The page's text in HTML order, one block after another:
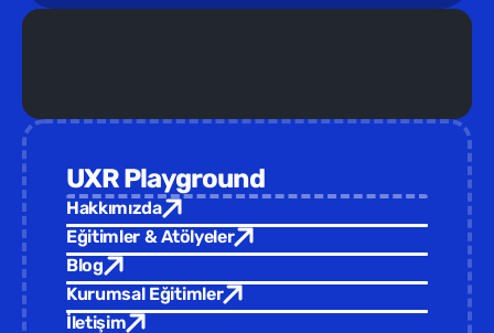
UXR Playground
Hakkımızda
Eğitimler & Atölyeler
Blog
Kurumsal Eğitimler
İletişim